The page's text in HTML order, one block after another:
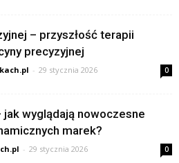
– przyszłość terapii
precyzyjnej
- 29 stycznia 2026 0
wyglądają nowoczesne
marek?
- 29 stycznia 2026 0